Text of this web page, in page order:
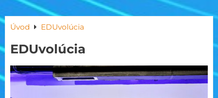
Úvod EDUvolúcia
EDUvolúcia